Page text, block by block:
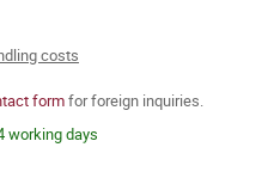
costs
formfor foreign inquiries.
working days